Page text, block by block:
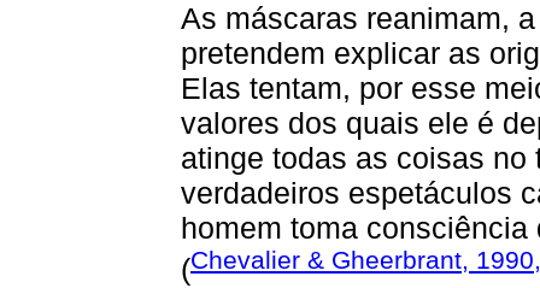
As máscaras reanimam,
pretendem explicar as
Elas tentam, por esse
valores dos quais ele é
atinge todas as coisas
verdadeiros espetáculos
homem toma
(Chevalier & Gheerbrant,